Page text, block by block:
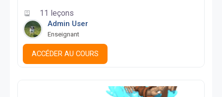
11 leçons
Admin User
Enseignant
ACCÉDER AU COURS